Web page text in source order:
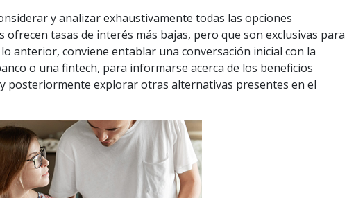
y analizar exhaustivamente todas las opciones
ofrecen tasas de interés más bajas, pero que son exclusivas para
anterior, conviene entablar una conversación inicial con la
o una fintech, para informarse acerca de los beneficios
posteriormente explorar otras alternativas presentes en el